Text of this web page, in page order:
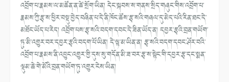
འབྲོག་པ་རྣམས་ལ་མཚོན་ན་ཚེ་སྲོག་ཡིན། དེང་སྐབས་ས་གནས་སྲིད་གཞུང་གིས་འབྲོག་པ་
རྣམས་ཀྱི་རྩྭ་ས་ཕྱིར་བསྡུ་བྱེད་བཞིན་པ་དེ་ནི་ཁོང་ཚོས་རྩྭ་སའི་གཞལ་དུ་མེད་པའི་རིན་ཐང་དེ་
མཐོང་ཡོད་པ་རེད། འབྲོག་པས་རྩྭ་སའི་བདག་དབང་དེ་ཟིན་ཡོད་ན། དབྱར་རྩྭའི་བྲན་གཡོག་
ཏུ་མི་འགྱུར་བར་དབྱར་རྩྭའི་བདག་པོ་ཡིན། དེ་ལྟ་མ་ཡིན་ན། རྩྭ་སའི་བདག་དབང་ཤོར་བའི་
འབྲོག་པ་རྣམས་ནི་འབྱུང་འགྱུར་གྱི་དུས་སུ་གདོན་མི་ཟ་བར་རྩྭ་ས་སྟེང་གི་དབྱར་རྩྭ་དང་སྨན་
ལྡུམ་ཆེ་གེ་མོའི་བྲན་གཡོག་ཏུ་འགྱུར་ངེས་ཡིན།